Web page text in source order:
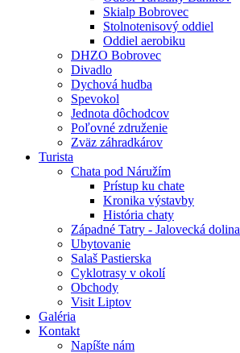
Skialp Bobrovec
Stolnotenisový oddiel
Oddiel aerobiku
DHZO Bobrovec
Divadlo
Dychová hudba
Spevokol
Jednota dôchodcov
Poľovné združenie
Zväz záhradkárov
Turista
Chata pod Náružím
Prístup ku chate
Kronika výstavby
História chaty
Západné Tatry - Jalovecká dolina
Ubytovanie
Salaš Pastierska
Cyklotrasy v okolí
Obchody
Visit Liptov
Galéria
Kontakt
Napíšte nám